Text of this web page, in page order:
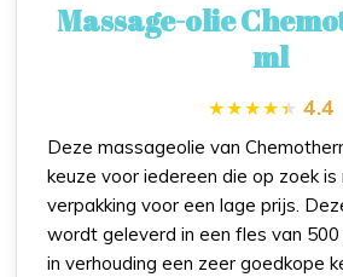
Massage-olie
ml
4.4
Deze massageolie van
keuze voor iedereen die op zoek
verpakking voor een lage prijs.
wordt geleverd in een fles van
in verhouding een zeer goedkope